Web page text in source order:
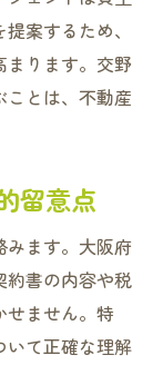
案するため、
まります。交野
とは、不動産
留意点
みます。大阪府
約書の内容や税
せません。特
いて正確な理解